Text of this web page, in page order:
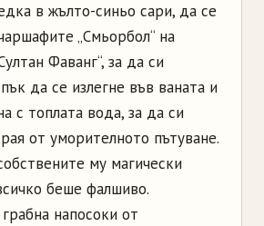
в жълто-синьо сари, да се
„Смьорбол“ на
Фаванг“, за да си
да се излегне във ваната и
с топлата вода, за да си
от уморителното пътуване.
му магически
беше фалшиво.
напосоки от